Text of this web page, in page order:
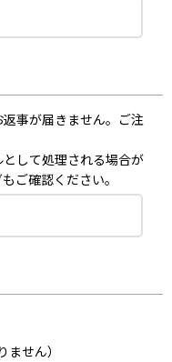
事が届きません。ご注
して処理される場合が
ご確認ください。
せん）